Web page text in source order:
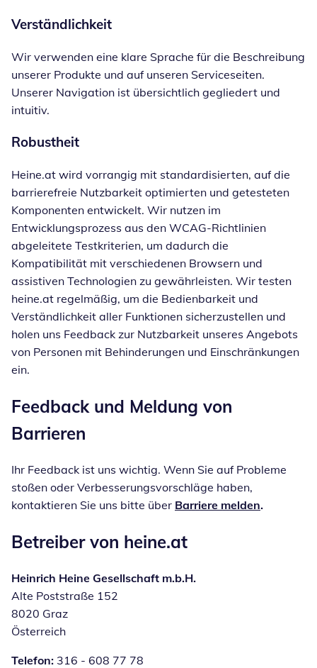
Verständlichkeit
Wir verwenden eine klare Sprache für die Beschreibung
unserer Produkte und auf unseren Serviceseiten.
Unserer Navigation ist übersichtlich gegliedert und
intuitiv.
Robustheit
Heine.at wird vorrangig mit standardisierten, auf die
barrierefreie Nutzbarkeit optimierten und getesteten
Komponenten entwickelt. Wir nutzen im
Entwicklungsprozess aus den WCAG-Richtlinien
abgeleitete Testkriterien, um dadurch die
Kompatibilität mit verschiedenen Browsern und
assistiven Technologien zu gewährleisten. Wir testen
heine.at regelmäßig, um die Bedienbarkeit und
Verständlichkeit aller Funktionen sicherzustellen und
holen uns Feedback zur Nutzbarkeit unseres Angebots
von Personen mit Behinderungen und Einschränkungen
ein.
Feedback und Meldung von
Barrieren
Ihr Feedback ist uns wichtig. Wenn Sie auf Probleme
stoßen oder Verbesserungsvorschläge haben,
kontaktieren Sie uns bitte über Barriere melden.
Betreiber von heine.at
Heinrich Heine Gesellschaft m.b.H.
Alte Poststraße 152
8020 Graz
Österreich
Telefon: 316 - 608 77 78